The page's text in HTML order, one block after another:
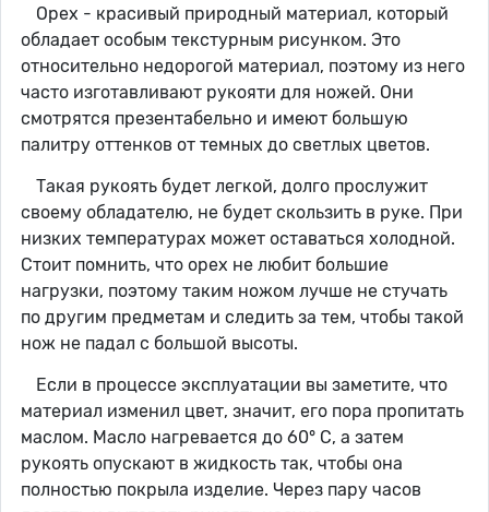
Орех - красивый природный материал, который
обладает особым текстурным рисунком. Это
относительно недорогой материал, поэтому из него
часто изготавливают рукояти для ножей. Они
смотрятся презентабельно и имеют большую
палитру оттенков от темных до светлых цветов.
Такая рукоять будет легкой, долго прослужит
своему обладателю, не будет скользить в руке. При
низких температурах может оставаться холодной.
Стоит помнить, что орех не любит большие
нагрузки, поэтому таким ножом лучше не стучать
по другим предметам и следить за тем, чтобы такой
нож не падал с большой высоты.
Если в процессе эксплуатации вы заметите, что
материал изменил цвет, значит, его пора пропитать
маслом. Масло нагревается до 60° C, а затем
рукоять опускают в жидкость так, чтобы она
полностью покрыла изделие. Через пару часов